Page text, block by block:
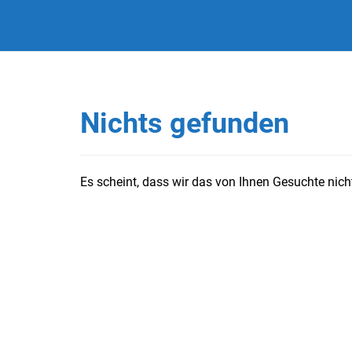
Nichts gefunden
Es scheint, dass wir das von Ihnen Gesuchte